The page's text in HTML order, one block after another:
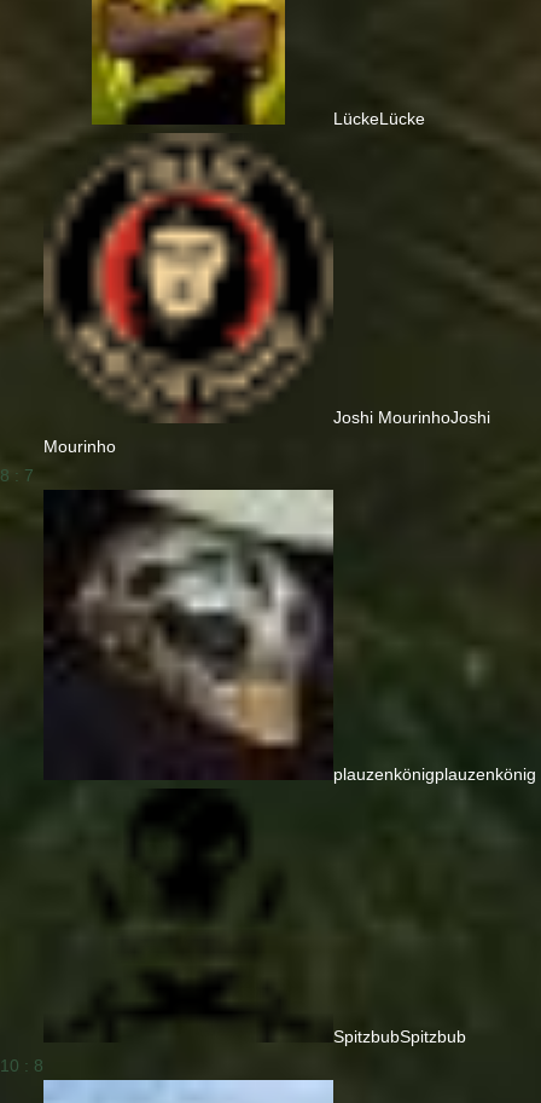
LückeLücke
Joshi MourinhoJoshi
Mourinho
8 : 7
plauzenkönigplauzenkönig
SpitzbubSpitzbub
10 : 8